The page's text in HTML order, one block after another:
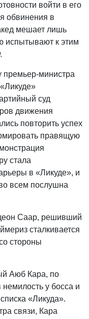
войти в его
обвинения в
мешает лишь
испытывают к этим
премьер-министра
суд
движения
повторить успех
правящую
стала
в «Ликуде», и
всем послушна
Саар, решивший
сталкивается
стороны
Аюб Кара, по
у босса и
«Ликуда».
связи, Кара